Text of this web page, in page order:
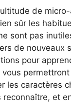
de
sûr les
sont pas
de nouveaux
pour
vous
les caractères
reconnaître, et